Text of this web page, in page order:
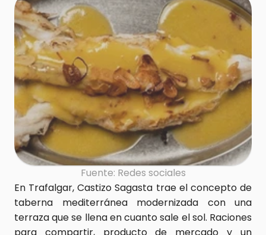
Fuente: Redes sociales
En Trafalgar, Castizo Sagasta trae el concepto de
taberna mediterránea modernizada con una
terraza que se llena en cuanto sale el sol. Raciones